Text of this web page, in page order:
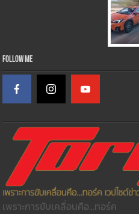
Follow Me
เพราะการขับเคลื่อนคือ...ทอร์ค